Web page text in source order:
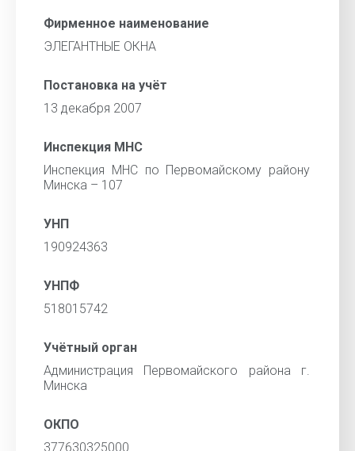
Фирменное наименование
ЭЛЕГАНТНЫЕ ОКНА
Постановка на учёт
13 декабря 2007
Инспекция МНС
Инспекция МНС по Первомайскому району
Минска – 107
УНП
190924363
УНПФ
518015742
Учётный орган
Администрация Первомайского района г.
Минска
ОКПО
377630325000